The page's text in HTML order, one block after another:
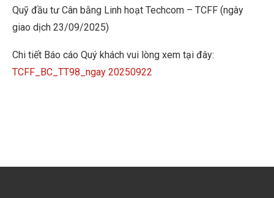
Quỹ đầu tư Cân bằng Linh hoạt Techcom – TCFF (ngày
giao dịch 23/09/2025)
Chi tiết Báo cáo Quý khách vui lòng xem tại đây:
TCFF_BC_TT98_ngay 20250922